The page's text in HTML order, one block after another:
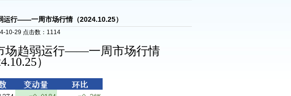
运行——一周市场行情（2024.10.25）
10-29 点击数： 1114
场趋弱运行——一周市场行情
）